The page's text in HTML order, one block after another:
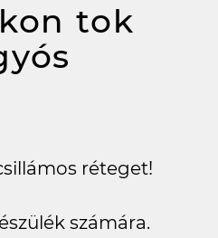
tok
réteget!
számára.